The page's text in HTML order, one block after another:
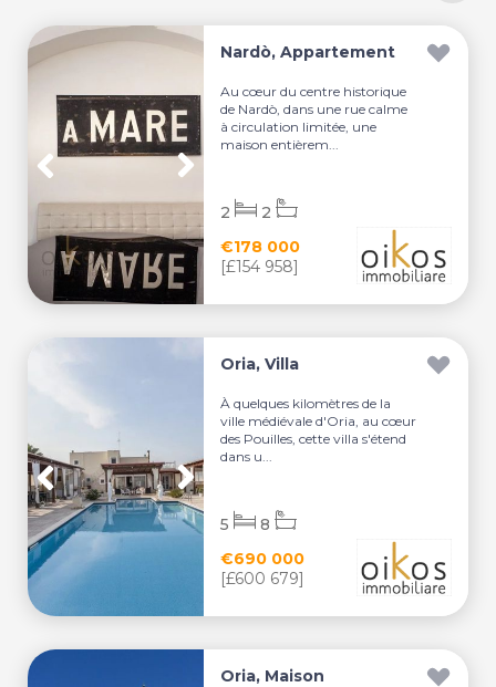
Nardò, Appartement
Au cœur du centre historique
de Nardò, dans une rue calme
à circulation limitée, une
maison entièrem...
€178 000
[£154 958]
2 2
Oria, Villa
À quelques kilomètres de la
ville médiévale d'Oria, au cœur
des Pouilles, cette villa s'étend
dans u...
€690 000
[£600 679]
5 8
Oria, Maison